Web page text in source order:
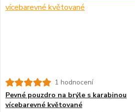
1 hodnocení
Pevné pouzdro na brýle s karabinou
vícebarevné květované